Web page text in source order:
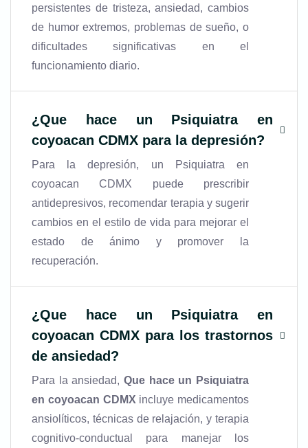
persistentes de tristeza, ansiedad, cambios
de humor extremos, problemas de sueño, o
dificultades significativas en el
funcionamiento diario.
¿Que hace un Psiquiatra en
coyoacan CDMX para la depresión?
Para la depresión, un Psiquiatra en
coyoacan CDMX puede prescribir
antidepresivos, recomendar terapia y sugerir
cambios en el estilo de vida para mejorar el
estado de ánimo y promover la
recuperación.
¿Que hace un Psiquiatra en
coyoacan CDMX para los trastornos
de ansiedad?
Para la ansiedad, Que hace un Psiquiatra
en coyoacan CDMX incluye medicamentos
ansiolíticos, técnicas de relajación, y terapia
cognitivo-conductual para manejar los